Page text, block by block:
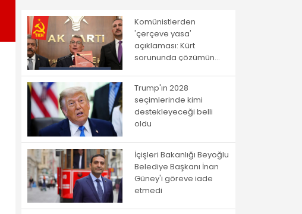
Komünistlerden
'çerçeve yasa'
açıklaması: Kürt
sorununda çözümün
geçmiyor!
Trump'ın 2028
seçimlerinde kimi
destekleyeceği belli
oldu
İçişleri Bakanlığı Beyoğlu
Belediye Başkanı İnan
Güney'i göreve iade
etmedi